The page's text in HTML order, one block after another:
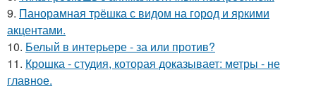
9. Панорамная трёшка с видом на город и яркими
акцентами.
10. Белый в интерьере - за или против?
11. Крошка - студия, которая доказывает: метры - не
главное.